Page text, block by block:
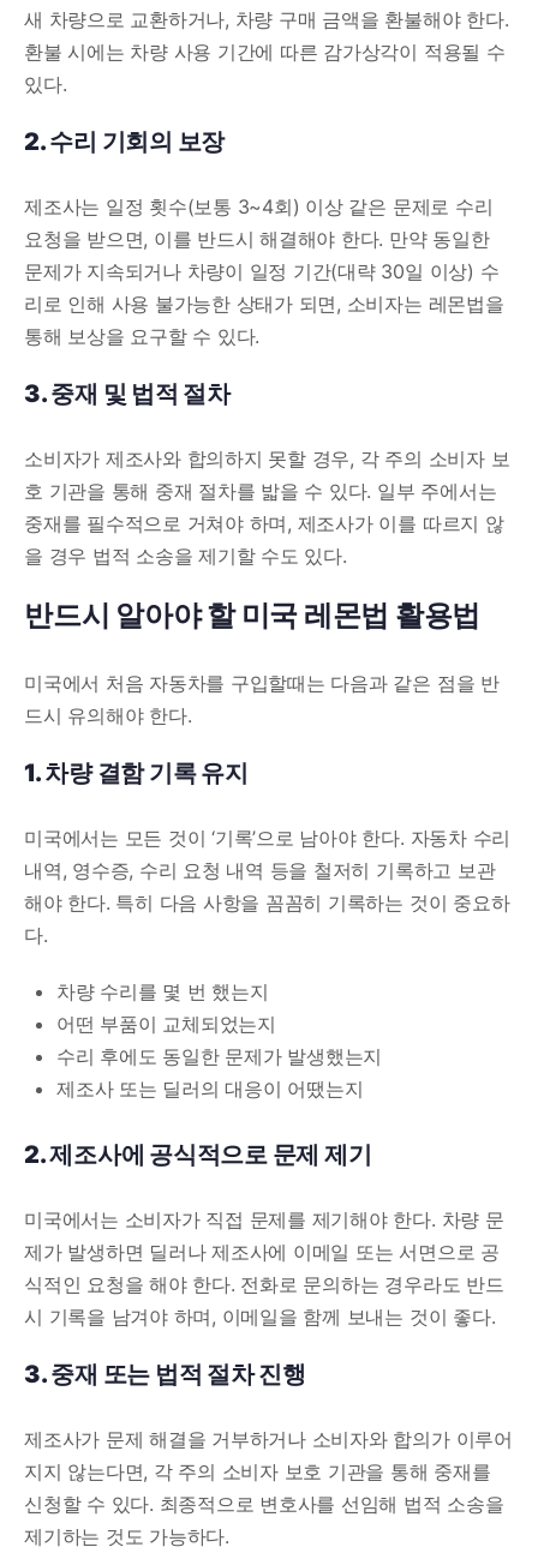
새 차량으로 교환하거나, 차량 구매 금액을 환불해야 한다.
환불 시에는 차량 사용 기간에 따른 감가상각이 적용될 수
있다.
2. 수리 기회의 보장
제조사는 일정 횟수(보통 3~4회) 이상 같은 문제로 수리
요청을 받으면, 이를 반드시 해결해야 한다. 만약 동일한
문제가 지속되거나 차량이 일정 기간(대략 30일 이상) 수
리로 인해 사용 불가능한 상태가 되면, 소비자는 레몬법을
통해 보상을 요구할 수 있다.
3. 중재 및 법적 절차
소비자가 제조사와 합의하지 못할 경우, 각 주의 소비자 보
호 기관을 통해 중재 절차를 밟을 수 있다. 일부 주에서는
중재를 필수적으로 거쳐야 하며, 제조사가 이를 따르지 않
을 경우 법적 소송을 제기할 수도 있다.
반드시 알아야 할 미국 레몬법 활용법
미국에서 처음 자동차를 구입할때는 다음과 같은 점을 반
드시 유의해야 한다.
1. 차량 결함 기록 유지
미국에서는 모든 것이 ‘기록’으로 남아야 한다. 자동차 수리
내역, 영수증, 수리 요청 내역 등을 철저히 기록하고 보관
해야 한다. 특히 다음 사항을 꼼꼼히 기록하는 것이 중요하
다.
차량 수리를 몇 번 했는지
어떤 부품이 교체되었는지
수리 후에도 동일한 문제가 발생했는지
제조사 또는 딜러의 대응이 어땠는지
2. 제조사에 공식적으로 문제 제기
미국에서는 소비자가 직접 문제를 제기해야 한다. 차량 문
제가 발생하면 딜러나 제조사에 이메일 또는 서면으로 공
식적인 요청을 해야 한다. 전화로 문의하는 경우라도 반드
시 기록을 남겨야 하며, 이메일을 함께 보내는 것이 좋다.
3. 중재 또는 법적 절차 진행
제조사가 문제 해결을 거부하거나 소비자와 합의가 이루어
지지 않는다면, 각 주의 소비자 보호 기관을 통해 중재를
신청할 수 있다. 최종적으로 변호사를 선임해 법적 소송을
제기하는 것도 가능하다.